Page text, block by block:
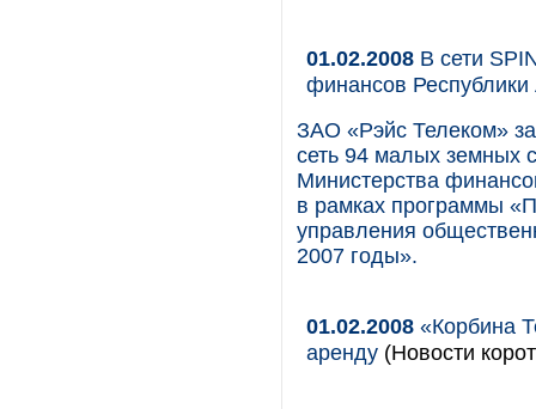
01.02.2008 В сети
финансов Республики
ЗАО «Рэйс Телеком»
сеть 94 малых земных
Министерства
в рамках программы
управления
2007 годы».
01.02.2008 «Корбина
аренду (Новости